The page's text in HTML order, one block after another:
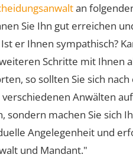
an
Sie Ihn gut erreichen
er Ihnen sympathisch?
Schritte mit Ihnen
so sollten Sie sich
Anwälten
machen Sie sich
Angelegenheit und
und Mandant."